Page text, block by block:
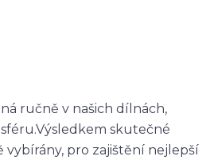
ručně v našich dílnách,
Výsledkem skutečné
pro zajištění nejlepší